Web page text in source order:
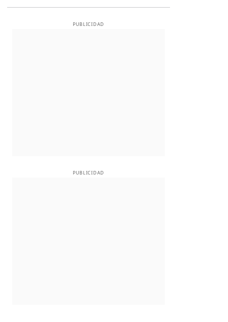
PUBLICIDAD
PUBLICIDAD